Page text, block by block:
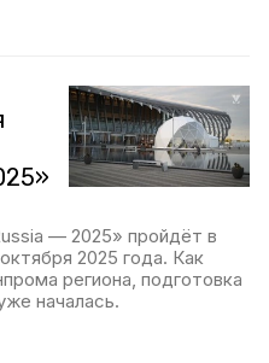
— 2025» пройдёт в
2025 года. Как
региона, подготовка
началась.